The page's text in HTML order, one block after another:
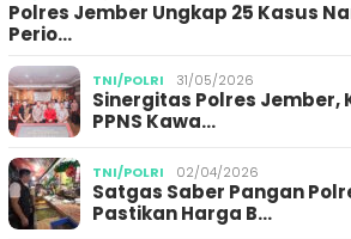
Polres Jember Ungkap 25 Kasus
Perio…
TNI/POLRI 31/05/2026
Sinergitas Polres Jember,
PPNS Kawa…
TNI/POLRI 02/04/2026
Satgas Saber Pangan
Pastikan Harga B…